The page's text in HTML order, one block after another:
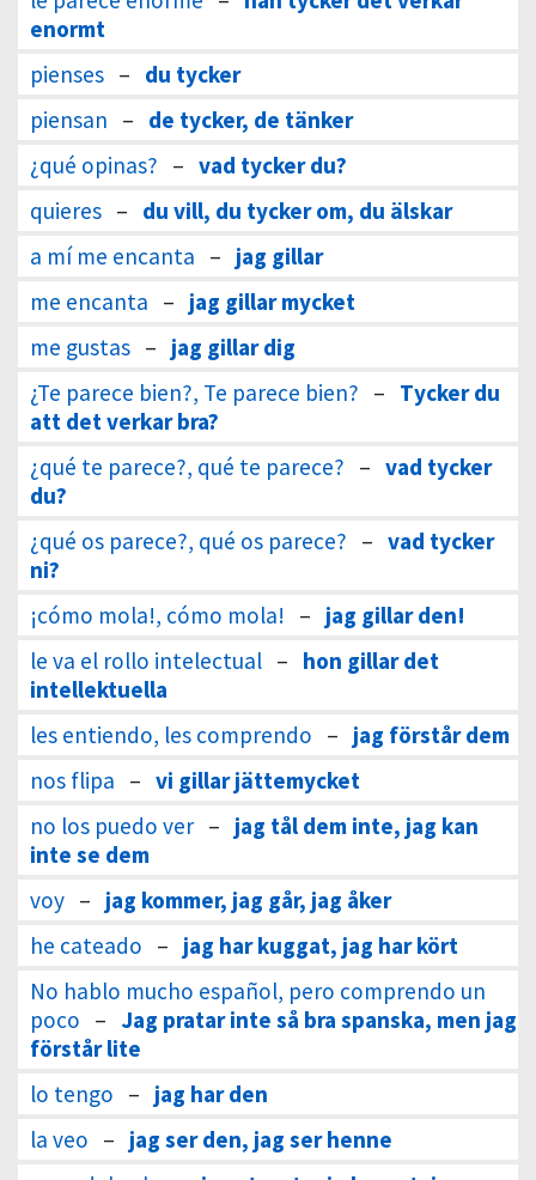
enormt
pienses – du tycker
piensan – de tycker, de tänker
¿qué opinas? – vad tycker du?
quieres – du vill, du tycker om, du älskar
a mí me encanta – jag gillar
me encanta – jag gillar mycket
me gustas – jag gillar dig
¿Te parece bien?, Te parece bien? – Tycker du
att det verkar bra?
¿qué te parece?, qué te parece? – vad tycker
du?
¿qué os parece?, qué os parece? – vad tycker
ni?
¡cómo mola!, cómo mola! – jag gillar den!
le va el rollo intelectual – hon gillar det
intellektuella
les entiendo, les comprendo – jag förstår dem
nos flipa – vi gillar jättemycket
no los puedo ver – jag tål dem inte, jag kan
inte se dem
voy – jag kommer, jag går, jag åker
he cateado – jag har kuggat, jag har kört
No hablo mucho español, pero comprendo un
poco – Jag pratar inte så bra spanska, men jag
förstår lite
lo tengo – jag har den
la veo – jag ser den, jag ser henne